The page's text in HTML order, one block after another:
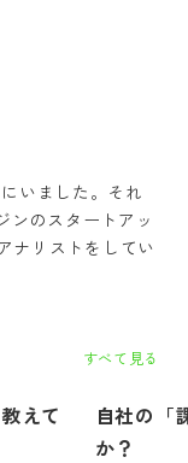
いました。それ
ンのスタートアッ
ナリストをしてい
すべて見る
えて
自社の「
か？